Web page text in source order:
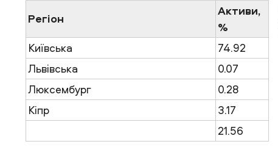
Регіон
Активи,
%
Київська
74.92
Львівська
0.07
Люксембург
0.28
Кіпр
3.17
21.56